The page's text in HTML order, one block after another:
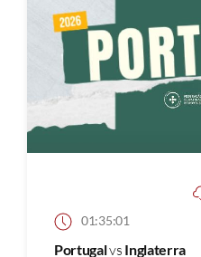
01:35:01
Portugalvs Inglaterra